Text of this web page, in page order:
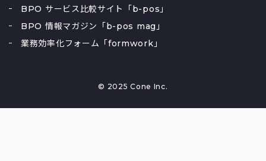
BPO サービス比較サイト「b-pos」
BPO 情報マガジン「b-pos mag」
業務効率化フォーム「formwork」
© 2025 Cone Inc.